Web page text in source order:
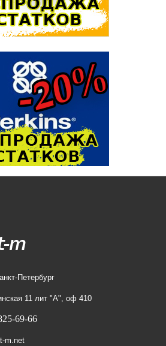
Петербург
11 лит "А", оф 410
69-66
m.net